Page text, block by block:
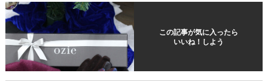
この記事が気に入ったら
いいね！しよう